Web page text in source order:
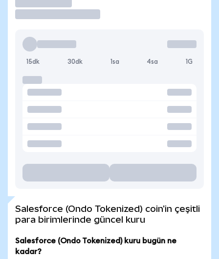
15dk 30dk 1sa 4sa 1G
Salesforce (Ondo Tokenized) coin'in çeşitli
para birimlerinde güncel kuru
Salesforce (Ondo Tokenized) kuru bugün ne
kadar?